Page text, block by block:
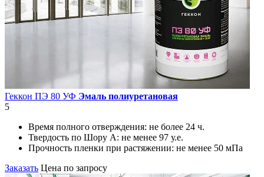
Геккон ПЭ 80 УФ Эмаль полиуретановая
5
Время полного отверждения: не более 24 ч.
Твердость по Шору А: не менее 97 у.е.
Прочность пленки при растяжении: не менее 50 мПа
Заказать Цена по запросу